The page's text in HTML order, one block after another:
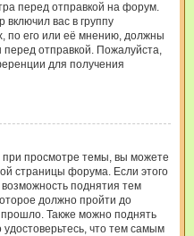
перед отправкой на форум.
включил вас в группу
по его или её мнению, должны
отправкой. Пожалуйста,
для получения
просмотре темы, вы можете
страницы форума. Если этого
возможность поднятия тем
должно пройти до
Также можно поднять
что тем самым